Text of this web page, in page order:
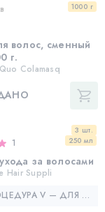
1000 г
волос, сменный
г.
Colamasq
3 шт.
250 мл
1
за волосами
Hair Suppli
01 ПРОЦЕДУРА V — ДЛЯ ОБЪЕМА И ПЛОТНОСТИ ТОНКИХ ВОЛОС